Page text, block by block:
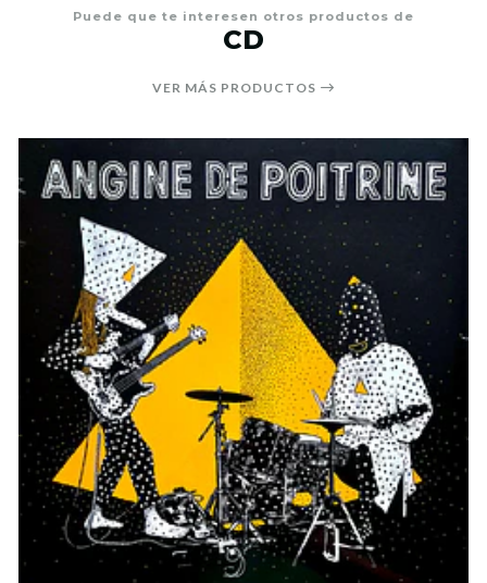
Puede que te interesen otros productos de
CD
VER MÁS PRODUCTOS